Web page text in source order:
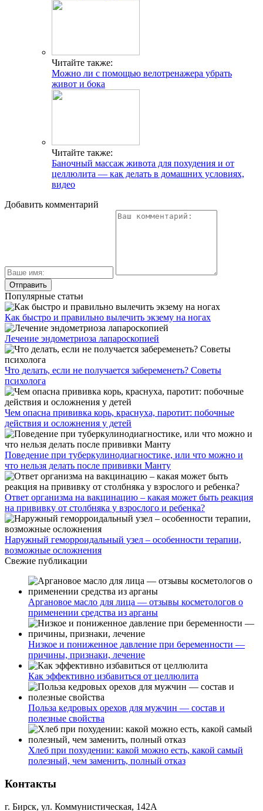
Читайте также:
Можно ли с помощью велотренажера убрать
живот и бока
Читайте также:
Баночный массаж живота для похудения и от
целлюлита — как делать в домашних условиях,
видео
Добавить комментарий
Популярные статьи
Как быстро и правильно вылечить экзему на ногах
Лечение эндометриоза лапароскопией
Что делать, если не получается забеременеть? Советы
психолога
Чем опасна прививка корь, краснуха, паротит: побочные
действия и осложнения у детей
Поведение при туберкулинодиагностике, или что можно и
что нельзя делать после прививки Манту
Ответ организма на вакцинацию – какая может быть реакция
на прививку от столбняка у взрослого и ребенка?
Наружный геморроидальный узел – особенности терапии,
возможные осложнения
Свежие публикации
Аргановое масло для лица — отзывы косметологов о
применении средства из арганы
Низкое и пониженное давление при беременности —
причины, признаки, лечение
Как эффективно избавиться от целлюлита
Польза кедровых орехов для мужчин — состав и
полезные свойства
Хлеб при похудении: какой можно есть, какой самый
полезный, чем заменить, полный отказ
Контакты
г. Бирск, ул. Коммунистическая, 142А